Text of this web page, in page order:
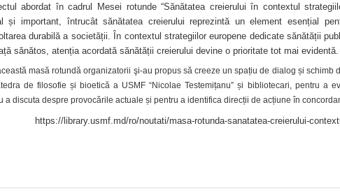
abordat în cadrul Mesei rotunde “Sănătatea creierului în contextul
și important, întrucât sănătatea creierului reprezintă un element esențial
durabilă a societății. În contextul strategiilor europene dedicate sănătății
sănătos, atenția acordată sănătății creierului devine o prioritate tot mai evidentă.
masă rotundă organizatorii şi-au propus să creeze un spațiu de dialog și schimb
de filosofie și bioetică a USMF “Nicolae Testemițanu” și bibliotecari, pentru a
a discuta despre provocările actuale și pentru a identifica direcții de acțiune în
https://library.usmf.md/ro/noutati/masa-rotunda-sanatatea-creierului-